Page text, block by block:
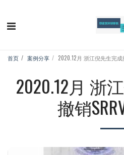
首页 案例分享 2020.12月 浙江倪先生完成
2020.12月 浙
撤销